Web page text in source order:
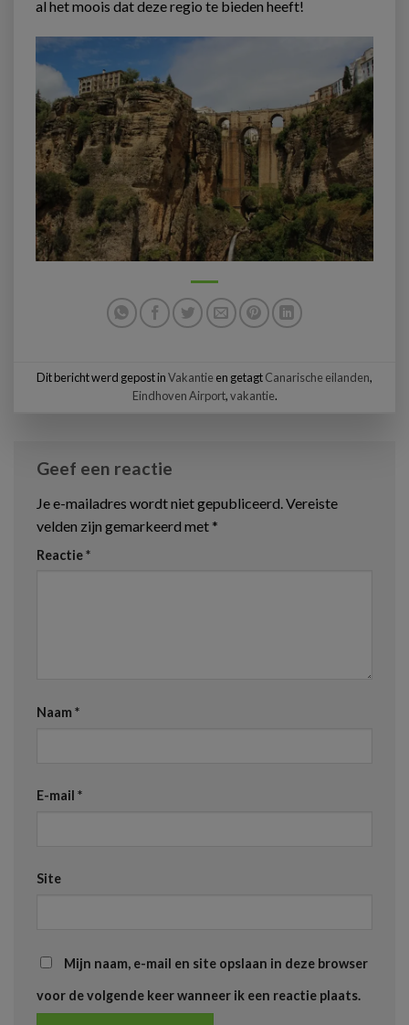
al het moois dat deze regio te bieden heeft!
Dit bericht werd gepost inVakantieen getagtCanarische eilanden,
Eindhoven Airport,vakantie.
Geef een reactie
Je e-mailadres wordt niet gepubliceerd. Vereiste
velden zijn gemarkeerd met *
Reactie*
Naam *
E-mail *
Site
Mijn naam, e-mail en site opslaan in deze browser
voor de volgende keer wanneer ik een reactie plaats.